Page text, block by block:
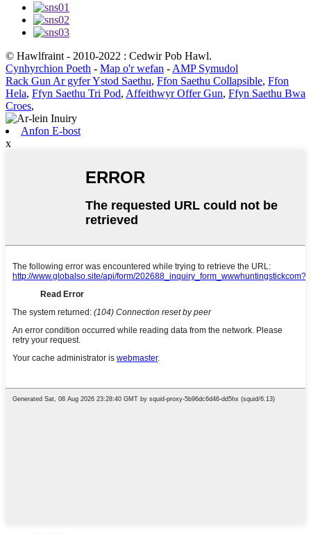
© Hawlfraint - 2010-2022 : Cedwir Pob Hawl.
Cynhyrchion Poeth - Map o'r wefan - AMP Symudol
Rack Gun Ar gyfer Ystod Saethu, Ffon Saethu Collapsible, Ffon
Hela, Ffyn Saethu Tri Pod, Affeithwyr Offer Gun, Ffyn Saethu Bwa
Croes,
Anfon E-bost
x